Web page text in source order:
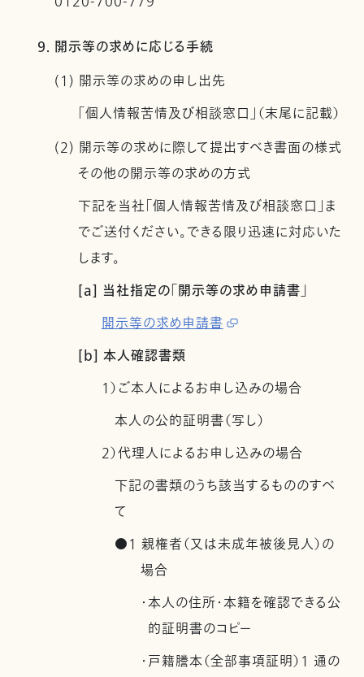
9. 開示等の求めに応じる手続
(1) 開示等の求めの申し出先
「個人情報苦情及び相談窓口」（末尾に記載）
(2) 開示等の求めに際して提出すべき書面の様式
その他の開示等の求めの方式
下記を当社「個人情報苦情及び相談窓口」ま
でご送付ください。できる限り迅速に対応いた
します。
[a] 当社指定の「開示等の求め申請書」
開示等の求め申請書
[b] 本人確認書類
1）ご本人によるお申し込みの場合
本人の公的証明書（写し）
2）代理人によるお申し込みの場合
下記の書類のうち該当するもののすべ
て
●1 親権者（又は未成年被後見人）の
場合
・本人の住所・本籍を確認できる公
的証明書のコピー
・戸籍謄本（全部事項証明）1 通の